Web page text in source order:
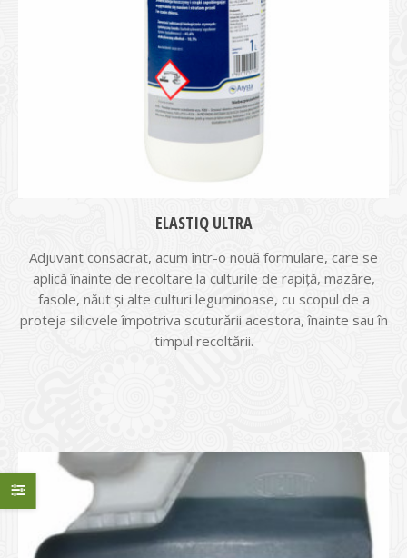
ELASTIQ ULTRA
Adjuvant consacrat, acum într-o nouă formulare, care se
aplică înainte de recoltare la culturile de rapiță, mazăre,
fasole, năut și alte culturi leguminoase, cu scopul de a
proteja silicvele împotriva scuturării acestora, înainte sau în
timpul recoltării.